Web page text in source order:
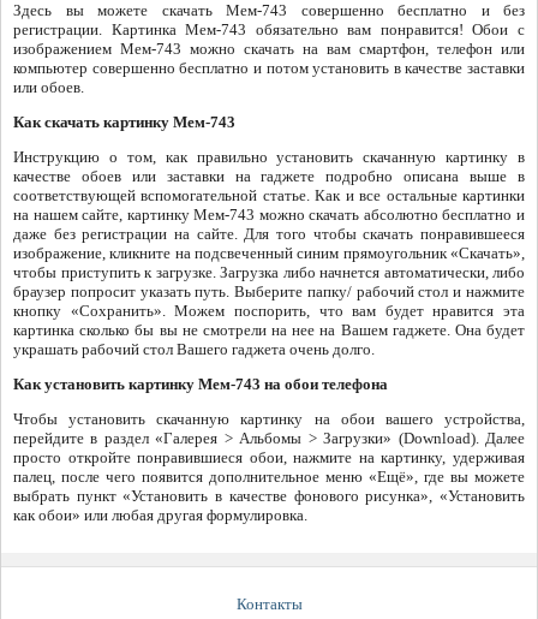
Здесь вы можете скачать Мем-743 совершенно бесплатно и без
регистрации. Картинка Мем-743 обязательно вам понравится! Обои с
изображением Мем-743 можно скачать на вам смартфон, телефон или
компьютер совершенно бесплатно и потом установить в качестве заставки
или обоев.
Как скачать картинку Мем-743
Инструкцию о том, как правильно установить скачанную картинку в
качестве обоев или заставки на гаджете подробно описана выше в
соответствующей вспомогательной статье. Как и все остальные картинки
на нашем сайте, картинку Мем-743 можно скачать абсолютно бесплатно и
даже без регистрации на сайте. Для того чтобы скачать понравившееся
изображение, кликните на подсвеченный синим прямоугольник «Скачать»,
чтобы приступить к загрузке. Загрузка либо начнется автоматически, либо
браузер попросит указать путь. Выберите папку/ рабочий стол и нажмите
кнопку «Сохранить». Можем поспорить, что вам будет нравится эта
картинка сколько бы вы не смотрели на нее на Вашем гаджете. Она будет
украшать рабочий стол Вашего гаджета очень долго.
Как установить картинку Мем-743 на обои телефона
Чтобы установить скачанную картинку на обои вашего устройства,
перейдите в раздел «Галерея > Альбомы > Загрузки» (Download). Далее
просто откройте понравившиеся обои, нажмите на картинку, удерживая
палец, после чего появится дополнительное меню «Ещё», где вы можете
выбрать пункт «Установить в качестве фонового рисунка», «Установить
как обои» или любая другая формулировка.
Контакты